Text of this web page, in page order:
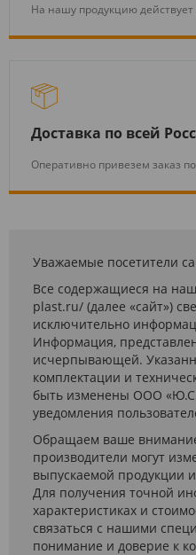
На нашу продукцию
Доставка по всей
Оперативно привезем заказ
Уважаемые посетители
Все содержащиеся на
plast.ru/ (далее «сайт»)
исключительно
Информация,
исчерпывающей.
комплектации и
быть изменены ООО
уведомления
Обращаем ваше
производители могут
выпускаемой продукции
Для получения точной
характеристиках и
связаться с нашими
понимание и доверие к